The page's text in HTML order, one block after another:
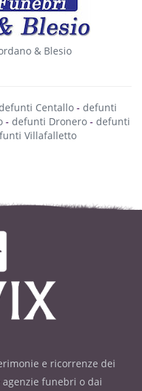
& Blesio
Centallo - defunti
- defunti Dronero - defunti
Villafalletto
e ricorrenze dei
funebri o dai